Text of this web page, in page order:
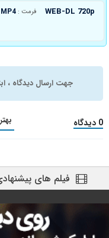
WEB-DL 720p فرمت : MP4
جهت ارسال دیدگاه ،
0 دیدگاه
فیلم های